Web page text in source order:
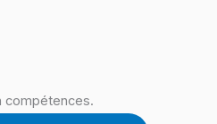
compétences.